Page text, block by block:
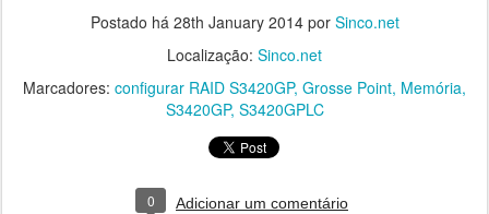
Postado há 28th January 2014por Sinco.net
Localização: Sinco.net
Marcadores: configurar RAID S3420GP Grosse Point Memória
S3420GP S3420GPLC
0 Adicionar um comentário